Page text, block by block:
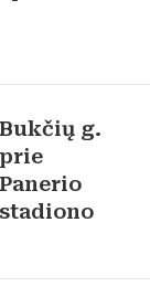
Bukčių g.
prie
Panerio
stadiono